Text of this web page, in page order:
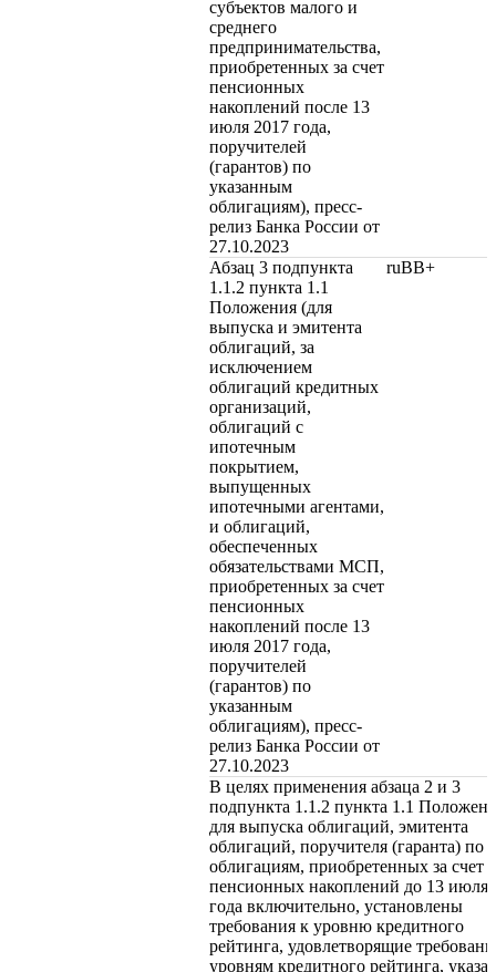
субъектов малого и
среднего
предпринимательства,
приобретенных за счет
пенсионных
накоплений после 13
июля 2017 года,
поручителей
(гарантов) по
указанным
облигациям), пресс-
релиз Банка России от
27.10.2023
Абзац 3 подпункта
1.1.2 пункта 1.1
Положения (для
выпуска и эмитента
облигаций, за
исключением
облигаций кредитных
организаций,
облигаций с
ипотечным
покрытием,
выпущенных
ипотечными агентами,
и облигаций,
обеспеченных
обязательствами МСП,
приобретенных за счет
пенсионных
накоплений после 13
июля 2017 года,
поручителей
(гарантов) по
указанным
облигациям), пресс-
релиз Банка России от
27.10.2023
ruBB+
В целях применения абзаца 2 и 3
подпункта 1.1.2 пункта 1.1
для выпуска облигаций, эмитента
облигаций, поручителя (гаранта) по
облигациям, приобретенных за счет
пенсионных накоплений до 13 июля
года включительно, установлены
требования к уровню кредитного
рейтинга, удовлетворящие
уровням кредитного рейтинга,